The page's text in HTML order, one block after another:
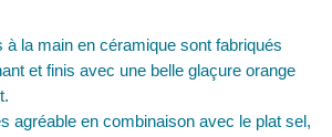
à la main en céramique sont fabriqués
et finis avec une belle glaçure orange
agréable en combinaison avec le plat sel,